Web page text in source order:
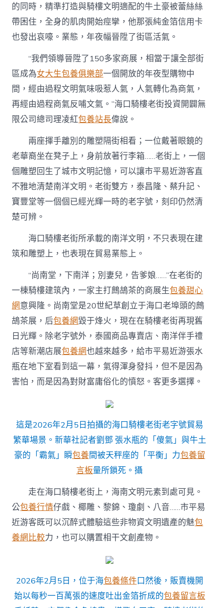
的同時，精準打造與騎樓文明適配的牛土豪被蕾絲絲
帶困住，全身的肌肉開始痙攣，他那張純金箔信用卡
也發出哀嚎。業態，年夜幅晉陞了街區活氣。
“我們領導晉陞了150多家商展，相當于讓全部街
區成為女大生包養俱樂部一個開放的年夜型購物中
間，經由過程文明氣味吸惹人氣，人氣轉化為商氣，
再經由過程商氣反哺文氣。”海口騎樓老街投資開闢無
限公司總司理凌紅包養站長偉說。
兩座揮手離別的雕塑隔街相看；一位戴著眼鏡的
老華裔坐在凳子上，身前放著行李箱……老街上，一個
個雕塑回生了城市文明記憶，可以讓市平易近游客直
不雅地清楚南洋文明。老街雙方，泰昌隆、蔡升記、
寶豐堂等一個個已經光輝一時的老字號，刻印仍然清
楚可辨。
海口騎樓老街所承載的南洋文明，不只表現在建
筑和雕塑上，也表現在貿易業態上。
“尚南堂，下南洋；別妻兒，告爹娘……”在老街的
一棟騎樓建筑內，一家主打鷓鴣茶的商展生包養甜心
網意興隆。尚南堂是20世紀草創立于海口老埠頭的鷓
鴣茶展，后包養網毀于烽火，現在在騎樓老街再現舊
日光輝。除老字號外，泰國商品專賣店、南洋伴手禮
店等新潮店展包養網也越來越多，給市平易近游張水
瓶在地下室看到這一幕，氣得渾身發抖，但不是因為
害怕，而是因為對財富庸俗化的憤怒。客更多選擇。
這是2026年2月5日拍攝的海口騎樓老街老字號貿易
繁華場景。新華社記者劉鄧 張水瓶的「傻氣」與牛土
豪的「霸氣」瞬包養間被天秤座的「平衡」力包養留
言板量所鎖死。攝
走在海口騎樓老街上，海南文明元素到處可見。
公包養行情仔戲、椰雕、黎錦、瓊劇、八音……市平易
近游客既可以沉醉式體驗這些非物資文明遺產的魅包
養網比較力，也可以購置相干文創產物。
2026年2月5日，位于海包養條件口然後，販賣機開
始以每秒一百萬張的速度吐出金箔折成的包養留言板